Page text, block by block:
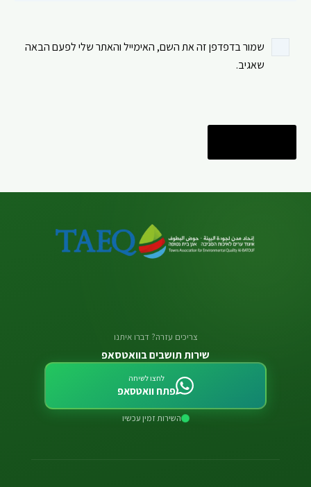
שמור בדפדפן זה את השם, האימייל והאתר שלי לפעם הבאה
שאגיב.
צריכים עזרה? דברו איתנו
שירות תושבים בוואטסאפ
לחצו לשיחה
פתח וואטסאפ
השירות זמין עכשיו